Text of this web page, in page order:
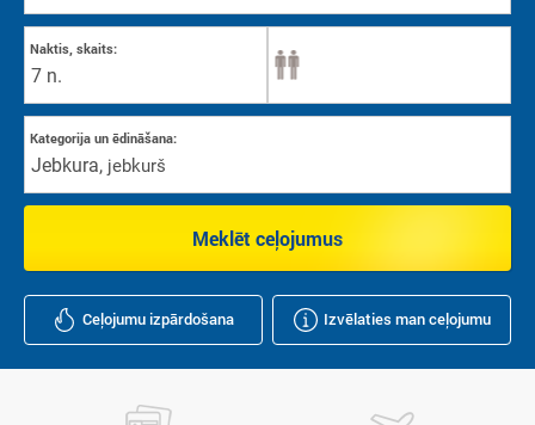
Naktis, skaits:
7 n.
Kategorija un ēdināšana:
Jebkura, jebkurš
Meklēt ceļojumus
Ceļojumu izpārdošana Izvēlaties man ceļojumu